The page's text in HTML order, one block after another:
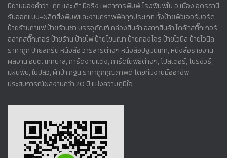
นิยามของคำว่า "ถูก และ ดี" มีจริง เพตาการพิมพ์ โรงพิมพ์ใน อ.เมือง อุดรธานี
รับออกแบบ-ผลิตสิ่งพิมพ์และงานกราฟฟิคทุกประเภท ทั้งป้ายฟิวเจอร์บอร์ด
ป้ายร้านกาแฟ ป้ายร้านชา บรรจุภัณฑ์ กล่องสินค้า ฉลากสินค้า ไดคัทสติ๊กเกอร์
ฉลากสติ๊กเกอร์ ป้ายร้าน ป้ายไฟ ป้ายโฆษณา ป้ายกองโจร ป้ายไวนิล ป้ายไวนิล
ราคาถูก ป้ายสกรีน หนังสือ วารสารต่างๆ หนังสือปฐมนิเทศ, หนังสือรายงาน
ผลงาน อบต. เทศบาล, การ์ดงานแต่ง, การ์ดในพิธีต่างๆ, โปสเตอร์, โบรชัวร์,
แผ่นพับ, ใบปลิว, ผ้าป่า กฐิน ราคาถูกคุณภาพดี โดยทีมงานมืออาชีพ
ประสบการณ์ผลงานกว่า 20 ปี แห่งความภูมิใจ